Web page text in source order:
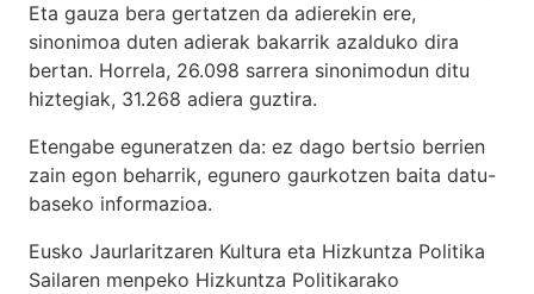
Eta gauza bera gertatzen da adierekin ere,
sinonimoa duten adierak bakarrik azalduko dira
bertan. Horrela, 26.098 sarrera sinonimodun ditu
hiztegiak, 31.268 adiera guztira.
Etengabe eguneratzen da: ez dago bertsio berrien
zain egon beharrik, egunero gaurkotzen baita datu-
baseko informazioa.
Eusko Jaurlaritzaren Kultura eta Hizkuntza Politika
Sailaren menpeko Hizkuntza Politikarako